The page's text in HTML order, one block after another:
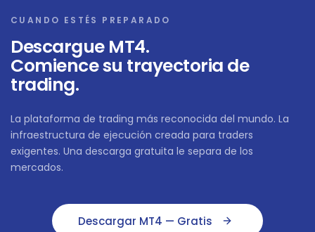
CUANDO ESTÉS PREPARADO
Descargue MT4.
Comience su trayectoria de
trading.
La plataforma de trading más reconocida del mundo. La
infraestructura de ejecución creada para traders
exigentes. Una descarga gratuita le separa de los
mercados.
Descargar MT4 — Gratis